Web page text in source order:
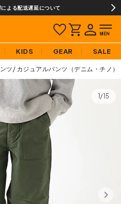
よる配送遅延について
KIDS GEAR SALE
ツ カジュアルパンツ（デニム・チノ）
1/15